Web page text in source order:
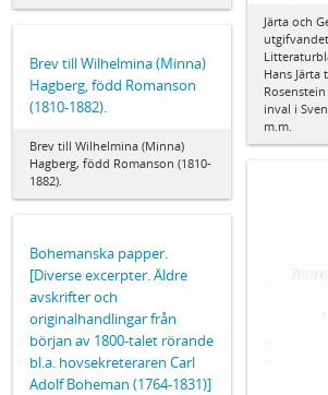
Järta och
Hans Järta
inval i
m.m.
Brev till Wilhelmina (Minna)
Hagberg, född Romanson
(1810-1882).
Brev till Wilhelmina (Minna)
Hagberg, född Romanson (1810-
1882).
Bohemanska papper.
[Diverse excerpter. Äldre
avskrifter och
originalhandlingar från
början av 1800-talet rörande
bl.a. hovsekreteraren Carl
Adolf Boheman (1764-1831)]